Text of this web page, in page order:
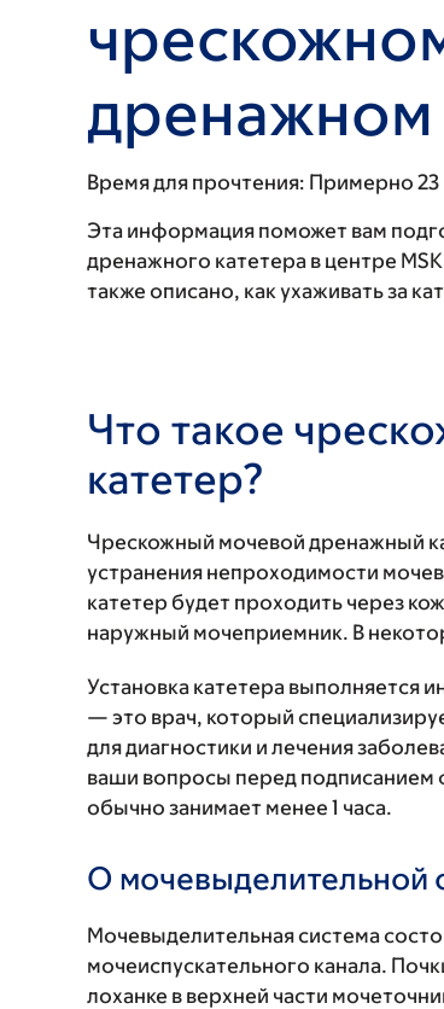
дренажном
Время для прочтения: Примерно
Эта информация поможет вам
дренажного катетера в центре
также описано, как ухаживать за
Что такое
катетер?
Чрескожный мочевой дренажный
устранения непроходимости
катетер будет проходить через
наружный мочеприемник. В
Установка катетера
— это врач, который
для диагностики и лечения
ваши вопросы перед
обычно занимает менее 1 часа.
О мочевыделительной
Мочевыделительная система
мочеиспускательного канала.
лоханке в верхней части